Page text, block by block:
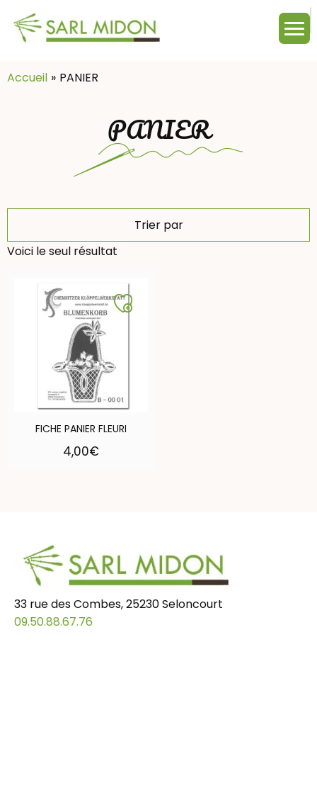
Accueil
PANIER
PANIER
Trier par
Voici le seul résultat
FICHE PANIER FLEURI
4,00€
33 rue des Combes, 25230 Seloncourt
09.50.88.67.76